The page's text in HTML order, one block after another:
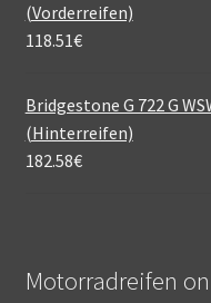
(Vorderreifen)
118.51€
Bridgestone G 722 G
(Hinterreifen)
182.58€
Motorradreifen